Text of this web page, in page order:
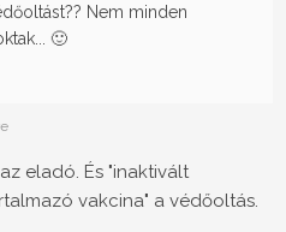
Nem minden
🙂
eladó. És "inaktivált
vakcina" a védőoltás.